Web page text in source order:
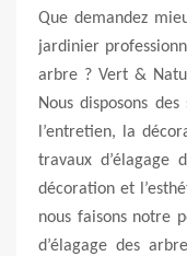
Que demandez
jardinier
arbre ? Vert &
Nous disposons
l’entretien, la
travaux d’élagage
décoration et
nous faisons notre
d’élagage des